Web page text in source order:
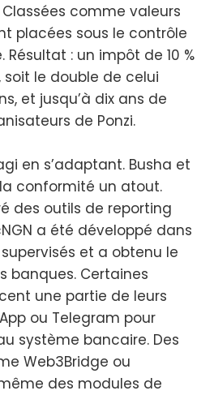
comme valeurs
placées sous le contrôle
Résultat : un impôt de 10 %
soit le double de celui
et jusqu’à dix ans de
de Ponzi.
en s’adaptant. Busha et
conformité un atout.
des outils de reporting
a été développé dans
et a obtenu le
banques. Certaines
une partie de leurs
ou Telegram pour
système bancaire. Des
Web3Bridge ou
des modules de